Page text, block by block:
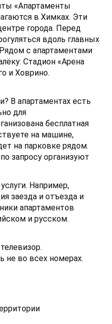
«Апартаменты
в Химках. Эти
города. Перед
вдоль главных
с апартаментами
Стадион «Арена
и Ховрино.
В апартаментах есть
для
бесплатная
на машине,
на парковке рядом.
запросу организуют
Например,
заезда и отъезда и
апартаментов
и русском.
не во всех номерах.